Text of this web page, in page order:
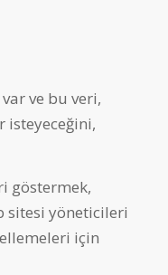
ve bu veri,
isteyeceğini,
göstermek,
sitesi yöneticileri
için